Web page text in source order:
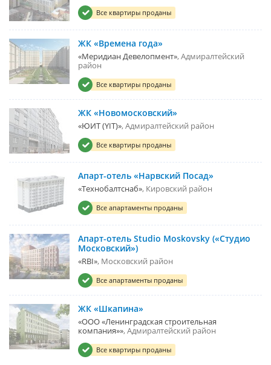
Все квартиры проданы
ЖК «Времена года»
«Меридиан Девелопмент» Адмиралтейский
район
Все квартиры проданы
ЖК «Новомосковский»
«ЮИТ (YIT)» Адмиралтейский район
Все квартиры проданы
Апарт-отель «Нарвский Посад»
«Технобалтснаб» Кировский район
Все апартаменты проданы
Апарт-отель Studio Moskovsky («Студио
Московский»)
«RBI» Московский район
Все апартаменты проданы
ЖК «Шкапина»
«ООО «Ленинградская строительная
компания»» Адмиралтейский район
Все квартиры проданы